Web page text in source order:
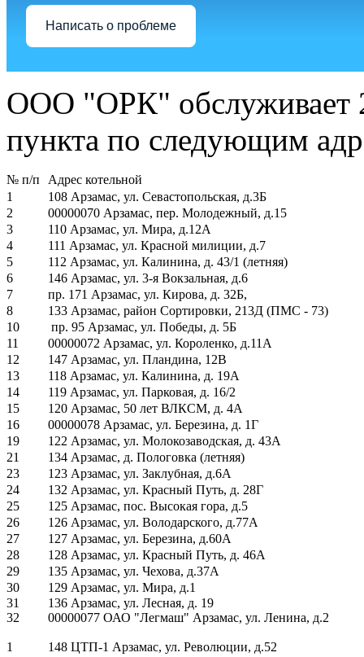
Написать о проблеме
ООО "ОРК" обслуживает
пункта по следующим
№ п/п
Адрес котельной
1
108 Арзамас, ул. Севастопольская, д.3Б
2
00000070 Арзамас, пер. Молодежный, д.15
3
110 Арзамас, ул. Мира, д.12А
4
111 Арзамас, ул. Красной милиции, д.7
5
112 Арзамас, ул. Калинина, д. 43/1 (летняя)
6
146 Арзамас, ул. 3-я Вокзальная, д.6
7
пр. 171 Арзамас, ул. Кирова, д. 32Б,
8
133 Арзамас, район Сортировки, 213Д (ПМС - 73)
10
пр. 95 Арзамас, ул. Победы, д. 5Б
11
00000072 Арзамас, ул. Короленко, д.11А
12
147 Арзамас, ул. Пландина, 12В
13
118 Арзамас, ул. Калинина, д. 19А
14
119 Арзамас, ул. Парковая, д. 16/2
15
120 Арзамас, 50 лет ВЛКСМ, д. 4А
16
00000078 Арзамас, ул. Березина, д. 1Г
19
122 Арзамас, ул. Молокозаводская, д. 43А
21
134 Арзамас, д. Пологовка (летняя)
23
123 Арзамас, ул. Заклубная, д.6А
24
132 Арзамас, ул. Красный Путь, д. 28Г
25
125 Арзамас, пос. Высокая гора, д.5
26
126 Арзамас, ул. Володарского, д.77А
27
127 Арзамас, ул. Березина, д.60А
28
128 Арзамас, ул. Красный Путь, д. 46А
29
135 Арзамас, ул. Чехова, д.37А
30
129 Арзамас, ул. Мира, д.1
31
136 Арзамас, ул. Лесная, д. 19
32
00000077 ОАО "Легмаш" Арзамас, ул. Ленина, д.2
1
148 ЦТП-1 Арзамас, ул. Революции, д.52